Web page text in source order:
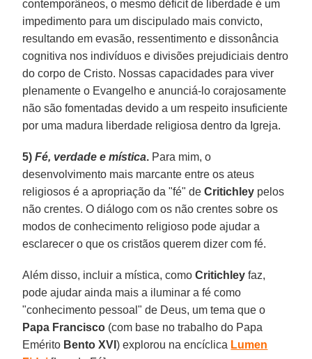
contemporâneos, o mesmo déficit de liberdade é um
impedimento para um discipulado mais convicto,
resultando em evasão, ressentimento e dissonância
cognitiva nos indivíduos e divisões prejudiciais dentro
do corpo de Cristo. Nossas capacidades para viver
plenamente o Evangelho e anunciá-lo corajosamente
não são fomentadas devido a um respeito insuficiente
por uma madura liberdade religiosa dentro da Igreja.
5)Fé, verdade e mística. Para mim, o
desenvolvimento mais marcante entre os ateus
religiosos é a apropriação da "fé" deCritichley pelos
não crentes. O diálogo com os não crentes sobre os
modos de conhecimento religioso pode ajudar a
esclarecer o que os cristãos querem dizer com fé.
Além disso, incluir a mística, comoCritichley faz,
pode ajudar ainda mais a iluminar a fé como
"conhecimento pessoal" de Deus, um tema que o
Papa Francisco (com base no trabalho do Papa
Emérito Bento XVI) explorou na encíclica Lumen